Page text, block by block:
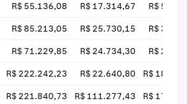
R$ 55.136,08 R$ 17.314,67 R$
R$ 85.213,05 R$ 25.730,15 R$
R$ 71.229,85 R$ 24.734,30 R$
R$ 222.242,23 R$ 22.640,80 R$
R$ 221.840,73 R$ 111.277,43 R$